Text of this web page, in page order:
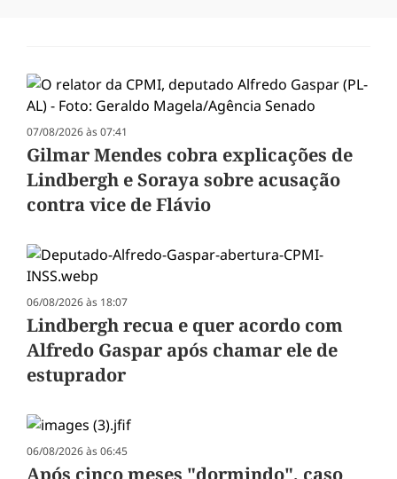
07/08/2026 às 07:41
Gilmar Mendes cobra explicações de
Lindbergh e Soraya sobre acusação
contra vice de Flávio
06/08/2026 às 18:07
Lindbergh recua e quer acordo com
Alfredo Gaspar após chamar ele de
estuprador
06/08/2026 às 06:45